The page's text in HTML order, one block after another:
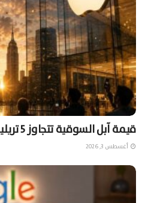
قيمة آبل السوقية تتجاوز 5 تريليونات دولار لأول مرة
أغسطس 3, 2026